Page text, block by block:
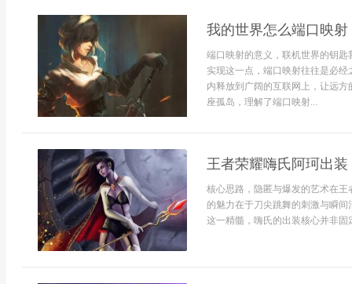
我的世界怎么端口映
端口映射的意义，联机世界的钥
实现这一点，端口映射往往是必
内释放到广阔的互联网上，让远
座孤岛，理解了端口映射...
王者荣耀嗨氏阿珂出
核心思路，隐匿与爆发的艺术在
的魅力在于刀尖跳舞的刺激与瞬
这一精髓，嗨氏的出装核心并非固